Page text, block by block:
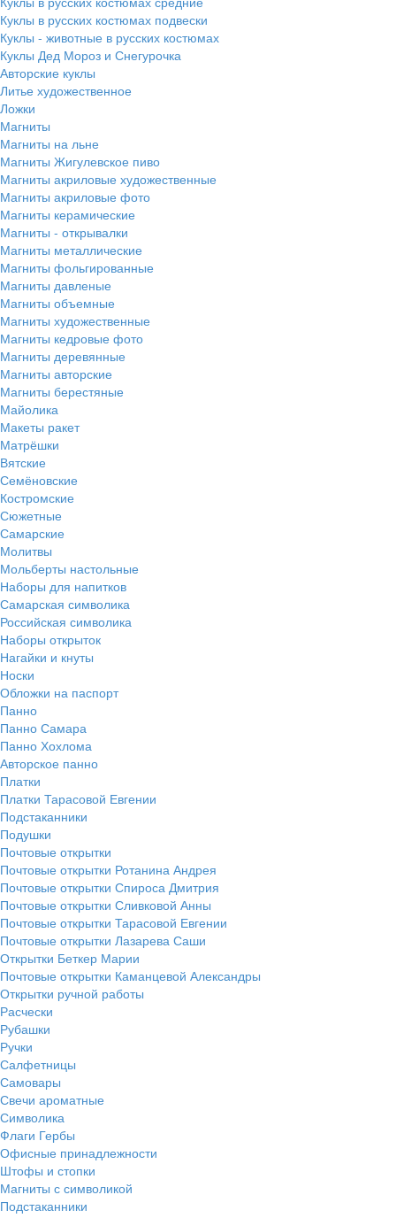
Куклы в русских костюмах подвески
Куклы - животные в русских костюмах
Куклы Дед Мороз и Снегурочка
Авторские куклы
Литье художественное
Ложки
Магниты
Магниты на льне
Магниты Жигулевское пиво
Магниты акриловые художественные
Магниты акриловые фото
Магниты керамические
Магниты - открывалки
Магниты металлические
Магниты фольгированные
Магниты давленые
Магниты объемные
Магниты художественные
Магниты кедровые фото
Магниты деревянные
Магниты авторские
Магниты берестяные
Майолика
Макеты ракет
Матрёшки
Вятские
Семёновские
Костромские
Сюжетные
Самарские
Молитвы
Мольберты настольные
Наборы для напитков
Самарская символика
Российская символика
Наборы открыток
Нагайки и кнуты
Носки
Обложки на паспорт
Панно
Панно Самара
Панно Хохлома
Авторское панно
Платки
Платки Тарасовой Евгении
Подстаканники
Подушки
Почтовые открытки
Почтовые открытки Ротанина Андрея
Почтовые открытки Спироса Дмитрия
Почтовые открытки Сливковой Анны
Почтовые открытки Тарасовой Евгении
Почтовые открытки Лазарева Саши
Открытки Беткер Марии
Почтовые открытки Каманцевой Александры
Открытки ручной работы
Расчески
Рубашки
Ручки
Салфетницы
Самовары
Свечи ароматные
Символика
Флаги Гербы
Офисные принадлежности
Штофы и стопки
Магниты с символикой
Подстаканники